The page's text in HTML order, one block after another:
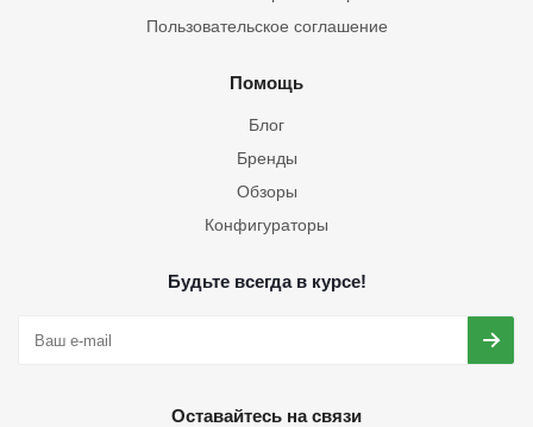
Пользовательское соглашение
Помощь
Блог
Бренды
Обзоры
Конфигураторы
Будьте всегда в курсе!
Оставайтесь на связи